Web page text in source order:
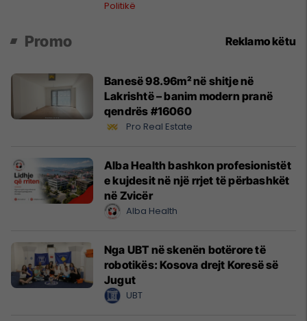
Politikë
Promo Reklamo këtu
Banesë 98.96m² në shitje në
Lakrishtë – banim modern pranë
qendrës #16060
Pro Real Estate
Alba Health bashkon profesionistët
e kujdesit në një rrjet të përbashkët
në Zvicër
Alba Health
Nga UBT në skenën botërore të
robotikës: Kosova drejt Koresë së
Jugut
UBT